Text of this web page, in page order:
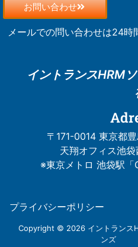
お問い合わせ
メールでの問い合わせは24時
イントランスHRM
〒171-0014 東京都
天翔オフィス池
※東京メトロ 池袋駅「
プライバシーポリシー
Copyright © 2026 イントランス
ンズ